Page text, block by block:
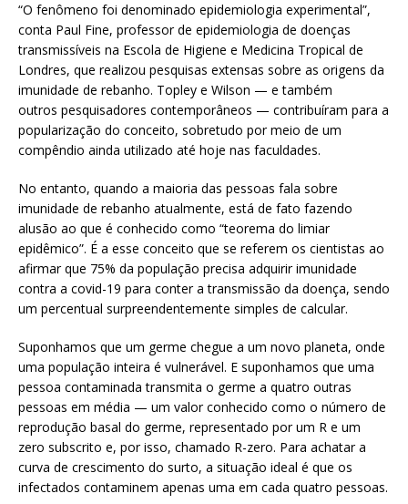
“O fenômeno foi denominado epidemiologia experimental”,
conta Paul Fine, professor de epidemiologia de doenças
transmissíveis na Escola de Higiene e Medicina Tropical de
Londres, que realizou pesquisas extensas sobre as origens da
imunidade de rebanho. Topley e Wilson — e também
outros pesquisadores contemporâneos — contribuíram para a
popularização do conceito, sobretudo por meio de um
compêndio ainda utilizado até hoje nas faculdades.
No entanto, quando a maioria das pessoas fala sobre
imunidade de rebanho atualmente, está de fato fazendo
alusão ao que é conhecido como “teorema do limiar
epidêmico”. É a esse conceito que se referem os cientistas ao
afirmar que 75% da população precisa adquirir imunidade
contra a covid-19 para conter a transmissão da doença, sendo
um percentual surpreendentemente simples de calcular.
Suponhamos que um germe chegue a um novo planeta, onde
uma população inteira é vulnerável. E suponhamos que uma
pessoa contaminada transmita o germe a quatro outras
pessoas em média — um valor conhecido como o número de
reprodução basal do germe, representado por um R e um
zero subscrito e, por isso, chamado R-zero. Para achatar a
curva de crescimento do surto, a situação ideal é que os
infectados contaminem apenas uma em cada quatro pessoas.